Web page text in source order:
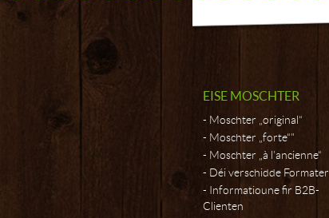
EISE MOSCHTER
Moschter „original“
Moschter „forte“"
Moschter „à l’ancienne“
Déi verschidde Formater
Informatioune fir B2B-
Clienten